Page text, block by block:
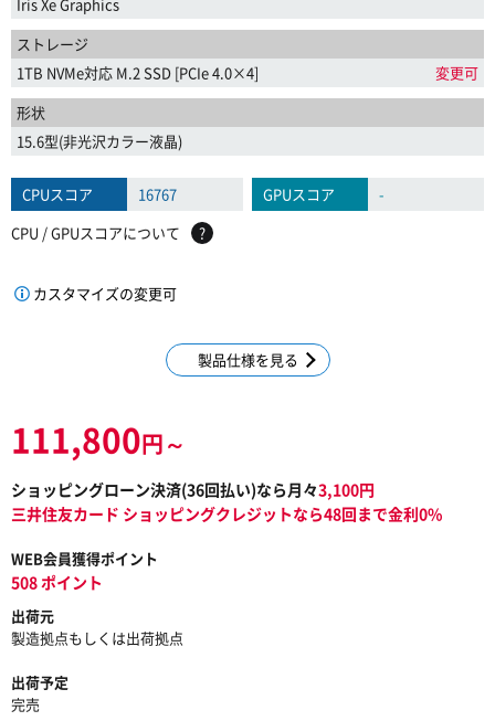
ストレージ
1TB NVMe対応 M.2 SSD [PCIe 4.0×4]
変更可
形状
15.6型(非光沢カラー液晶)
CPUスコア 16767 GPUスコア
-
CPU / GPUスコアについて
?
カスタマイズの変更可
製品仕様を見る
111,800円～
ショッピングローン決済(36回払い)なら月々3,100円
三井住友カード ショッピングクレジットなら48回まで金利0%
WEB会員獲得ポイント
508 ポイント
出荷元
製造拠点もしくは出荷拠点
出荷予定
完売